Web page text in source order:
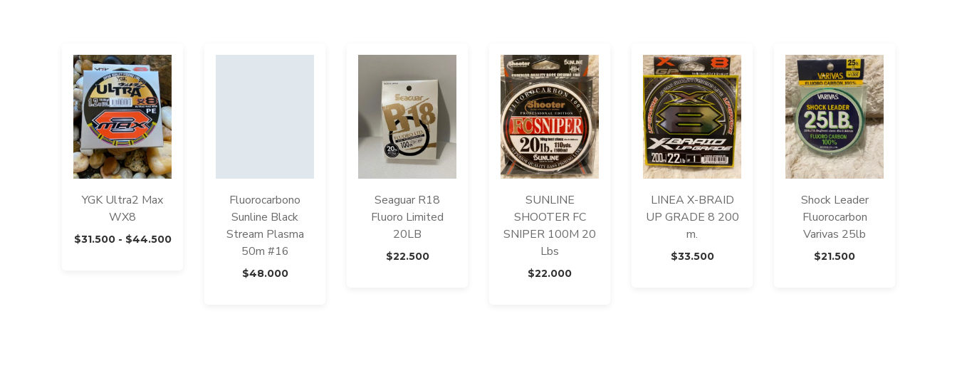
YGK Ultra2 Max
WX8
$31.500 - $44.500Rango
Fluorocarbono
Sunline Black
Stream Plasma
50m #16
$48.000
Seaguar R18
Fluoro Limited
20LB
$22.500
SUNLINE
SHOOTER FC
SNIPER 100M 20
Lbs
$22.000
LINEA X-BRAID
UP GRADE 8 200
m.
$33.500
Shock Leader
Fluorocarbon
Varivas 25lb
$21.500